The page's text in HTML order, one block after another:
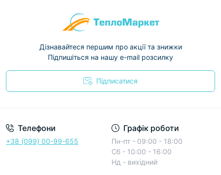
Дізнавайтеся першим про акції та знижки
Підпишіться на нашу e-mail розсилку
Підписатися
Телефони
+38 (099) 00-99-655
Графік роботи
Пн-пт - 09:00 - 18:00
Сб - 10:00 - 16:00
Нд - вихідний